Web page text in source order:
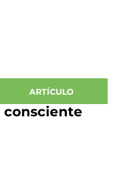
ARTÍCULO
consciente